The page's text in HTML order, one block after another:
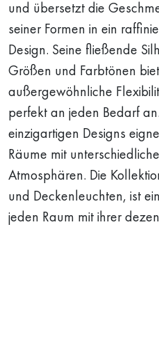
und übersetzt die
seiner Formen in ein
Design. Seine fließende
Größen und Farbtönen
außergewöhnliche
perfekt an jeden Bedarf
einzigartigen Designs
Räume mit
Atmosphären. Die
und Deckenleuchten, ist
jeden Raum mit ihrer